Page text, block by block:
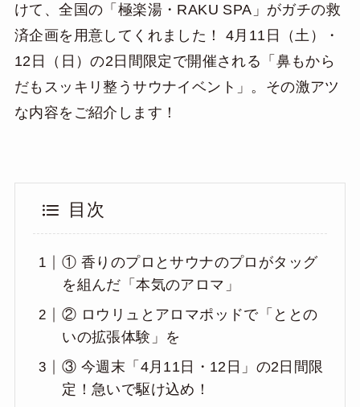
けて、全国の「極楽湯・RAKU SPA」がガチの救
済企画を用意してくれました！ 4月11日（土）・
12日（日）の2日間限定で開催される「鼻もから
だもスッキリ整うサウナイベント」。その激アツ
な内容をご紹介します！
目次
① 香りのプロとサウナのプロがタッグ
を組んだ「本気のアロマ」
② ロウリュとアロマポッドで「ととの
いの拡張体験」を
③ 今週末「4月11日・12日」の2日間限
定！急いで駆け込め！